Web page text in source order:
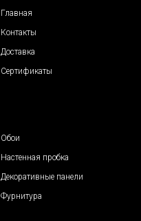
Главная
Контакты
Доставка
Сертификаты
Обои
Настенная пробка
Декоративные панели
Фурнитура